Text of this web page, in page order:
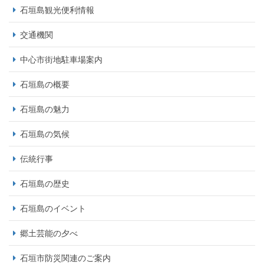
石垣島観光便利情報
交通機関
中心市街地駐車場案内
石垣島の概要
石垣島の魅力
石垣島の気候
伝統行事
石垣島の歴史
石垣島のイベント
郷土芸能の夕べ
石垣市防災関連のご案内